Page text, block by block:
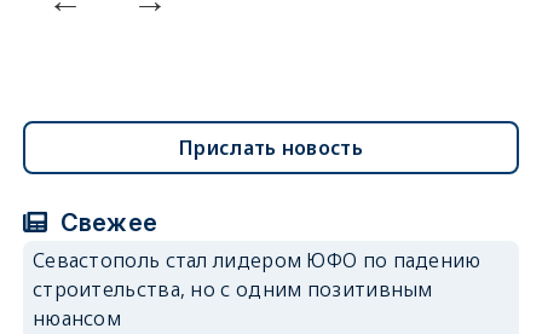
Прислать новость
Свежее
Севастополь стал лидером ЮФО по падению
строительства, но с одним позитивным
нюансом